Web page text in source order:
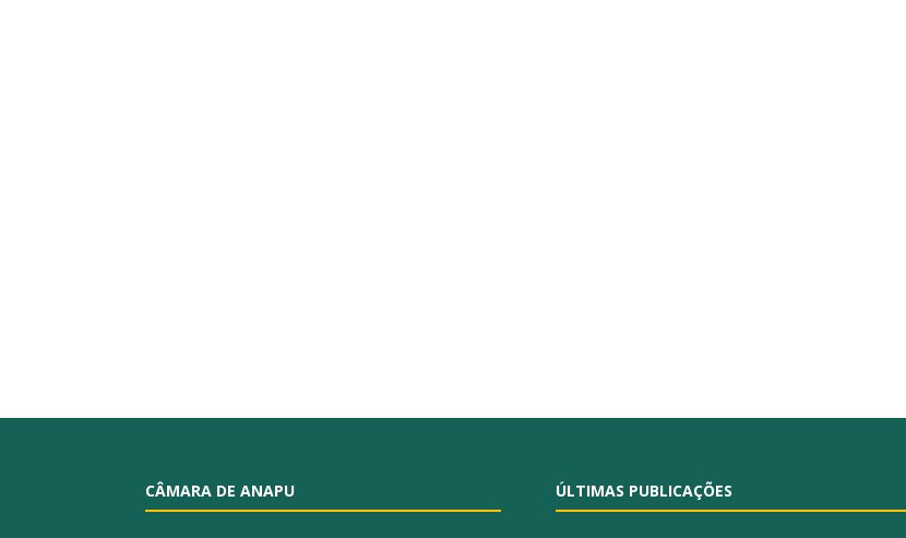
CÂMARA DE ANAPU ÚLTIMAS PUBLICAÇÕES